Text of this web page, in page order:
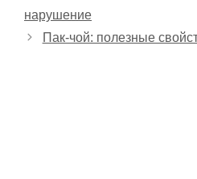
нарушение
Пак-чой: полезные